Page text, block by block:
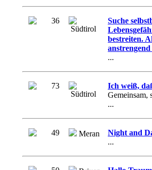
36
Südtirol
Suche
bestreiten.
...
73
Südtirol
Ich weiß,
Gemeinsam,
...
49 Meran
Night and
...